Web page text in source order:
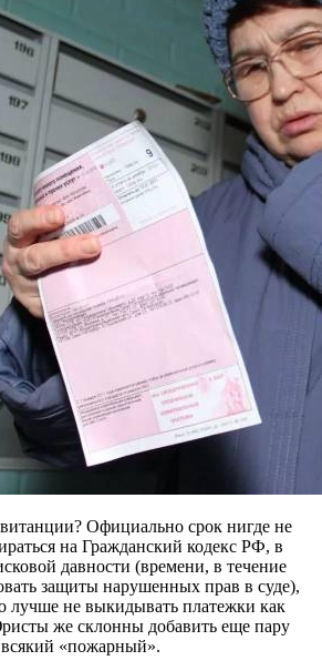
Официально срок нигде не
на Гражданский кодекс РФ, в
давности (времени, в течение
защиты нарушенных прав в суде),
лучше не выкидывать платежки как
же склонны добавить еще пару
«пожарный».